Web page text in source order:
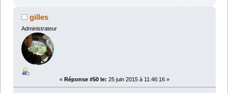
gilles
Administrateur
« Réponse #50 le: 25 juin 2015 à 11:46:16 »